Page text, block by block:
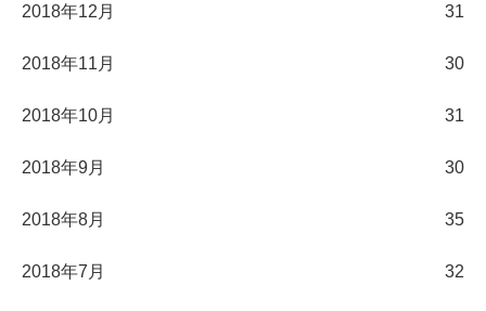
2018年12月 31
2018年11月 30
2018年10月 31
2018年9月 30
2018年8月 35
2018年7月 32